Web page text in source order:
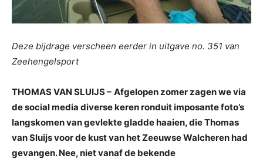
Deze bijdrage verscheen eerder in uitgave no. 351 van
Zeehengelsport
THOMAS VAN SLUIJS – Afgelopen zomer zagen we via
de social media diverse keren ronduit imposante foto’s
langskomen van gevlekte gladde haaien, die Thomas
van Sluijs voor de kust van het Zeeuwse Walcheren had
gevangen. Nee, niet vanaf de bekende